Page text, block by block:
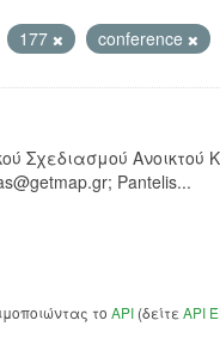
177 conference
Σχεδιασμού Ανοικτού
Pantelis...
το API (δείτε API